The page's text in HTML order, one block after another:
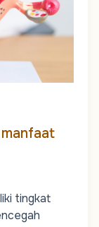
tingkat